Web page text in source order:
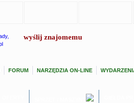
wyślij znajomemu
FORUM NARZĘDZIA ON-LINE